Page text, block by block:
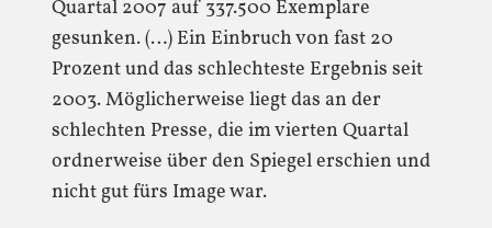
Quartal 2007 auf 337.500 Exemplare
gesunken. (…) Ein Einbruch von fast 20
Prozent und das schlechteste Ergebnis seit
2003. Möglicherweise liegt das an der
schlechten Presse, die im vierten Quartal
ordnerweise über den Spiegel erschien und
nicht gut fürs Image war.